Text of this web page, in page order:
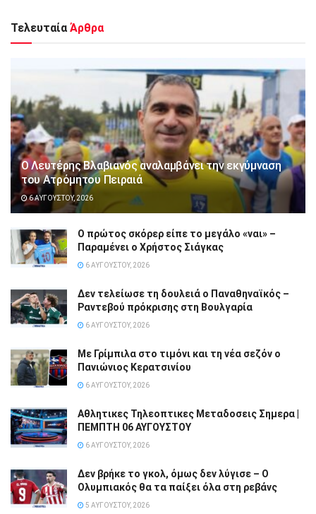
Τελευταία Άρθρα
Ο Λευτέρης Βλαβιανός αναλαμβάνει την εκγύμναση
του Ατρόμητου Πειραιά
6 ΑΥΓΟΎΣΤΟΥ, 2026
Ο πρώτος σκόρερ είπε το μεγάλο «ναι» –
Παραμένει ο Χρήστος Σιάγκας
6 ΑΥΓΟΎΣΤΟΥ, 2026
Δεν τελείωσε τη δουλειά ο Παναθηναϊκός –
Ραντεβού πρόκρισης στη Βουλγαρία
6 ΑΥΓΟΎΣΤΟΥ, 2026
Με Γρίμπιλα στο τιμόνι και τη νέα σεζόν ο
Πανιώνιος Κερατσινίου
6 ΑΥΓΟΎΣΤΟΥ, 2026
Αθλητικες Τηλεοπτικες Μεταδοσεις Σημερα |
ΠΕΜΠΤΗ 06 ΑΥΓΟΥΣΤΟΥ
6 ΑΥΓΟΎΣΤΟΥ, 2026
Δεν βρήκε το γκολ, όμως δεν λύγισε – Ο
Ολυμπιακός θα τα παίξει όλα στη ρεβάνς
5 ΑΥΓΟΎΣΤΟΥ, 2026